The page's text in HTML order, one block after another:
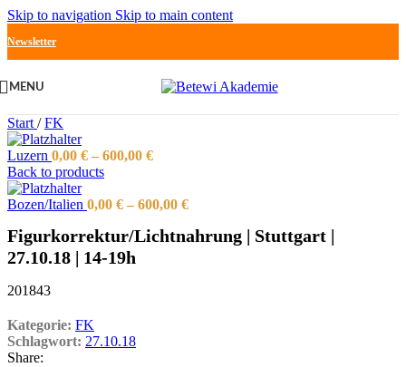
Skip to navigation Skip to main content
Newsletter
MENU
Start / FK
Luzern 0,00 € – 600,00 €
Back to products
Bozen/Italien 0,00 € – 600,00 €
Figurkorrektur/Lichtnahrung | Stuttgart |
27.10.18 | 14-19h
201843
Kategorie: FK
Schlagwort: 27.10.18
Share: